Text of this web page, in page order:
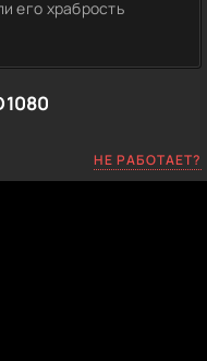
его храбрость
НЕ РАБОТАЕТ?